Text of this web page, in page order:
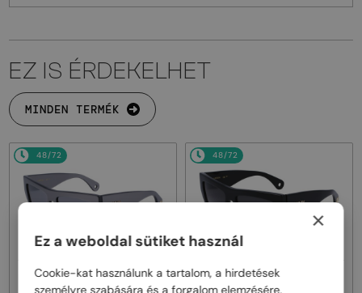
EZ IS ÉRDEKELHET
MINDEN TERMÉK
48/72
Lanvin—Napszemüvegek
48/72
Lanvin—Napszemüvegek
×
Ez a weboldal sütiket használ
Cookie-kat használunk a tartalom, a hirdetések
személyre szabására és a forgalom elemzésére.